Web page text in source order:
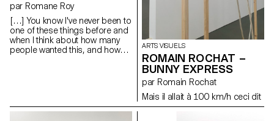
par Romane Roy
[…] You know I've never been to
one of these things before and
when I think about how many
people wanted this, and how
that hair do must have taken
ARTS VISUELS
ROMAIN ROCHAT –
BUNNY EXPRESS
par Romain Rochat
Mais il allait à 100 km/h ceci dit